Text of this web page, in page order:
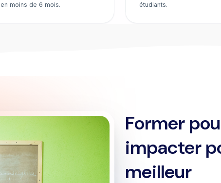
en moins de 6 mois.
étudiants.
Former
impacter
meilleur